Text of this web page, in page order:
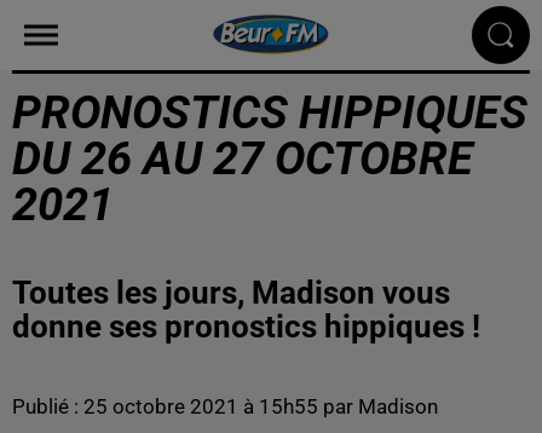
PRONOSTICS HIPPIQUES
DU 26 AU 27 OCTOBRE
2021
Toutes les jours, Madison vous
donne ses pronostics hippiques !
Publié : 25 octobre 2021 à 15h55 par Madison